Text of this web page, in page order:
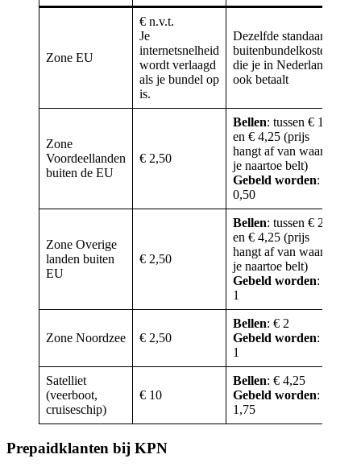
Zone EU
€ n.v.t.
Je
internetsnelheid
wordt verlaagd
als je bundel op
is.
Dezelfde standaard
buitenbundelkosten
die je in Nederland
ook betaalt
Zone
Voordeellanden
buiten de EU
€ 2,50
Bellen: tussen € 1
en € 4,25 (prijs
hangt af van waar
je naartoe belt)
Gebeld worden: €
0,50
Zone Overige
landen buiten
EU
€ 2,50
Bellen: tussen € 2
en € 4,25 (prijs
hangt af van waar
je naartoe belt)
Gebeld worden: €
1
Zone Noordzee € 2,50
Bellen: € 2
Gebeld worden: €
1
Satelliet
(veerboot,
cruiseschip)
€ 10
Bellen: € 4,25
Gebeld worden: €
1,75
Prepaidklanten bij KPN